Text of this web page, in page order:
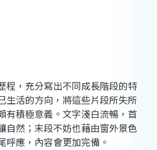
程，充分寫出不同成長階段的特
生活的方向，將這些片段所失所
有積極意義。文字淺白流暢，首
自然；末段不妨也藉由窗外景色
呼應，內容會更加完備。